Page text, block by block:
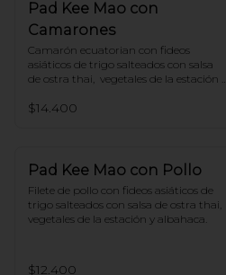
Pad Kee Mao con
Camarones
Camarón ecuatorian con fideos
asiáticos de trigo salteados con salsa
de ostra thai,  vegetales de la estación y
$14.400
Pad Kee Mao con Pollo
Filete de pollo con fideos asiáticos de
trigo salteados con salsa de ostra thai,
vegetales de la estación y albahaca.
$12.400